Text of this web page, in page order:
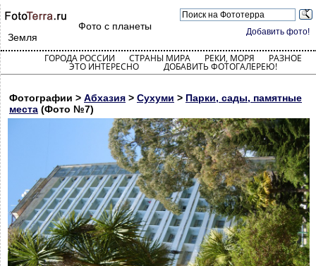
Добавить фото!
Фото с планеты
Земля
ГОРОДА РОССИИ СТРАНЫ МИРА РЕКИ, МОРЯ РАЗНОЕ
ЭТО ИНТЕРЕСНО ДОБАВИТЬ ФОТОГАЛЕРЕЮ!
Фотографии > Абхазия > Сухуми > Парки, сады, памятные
места (Фото №7)